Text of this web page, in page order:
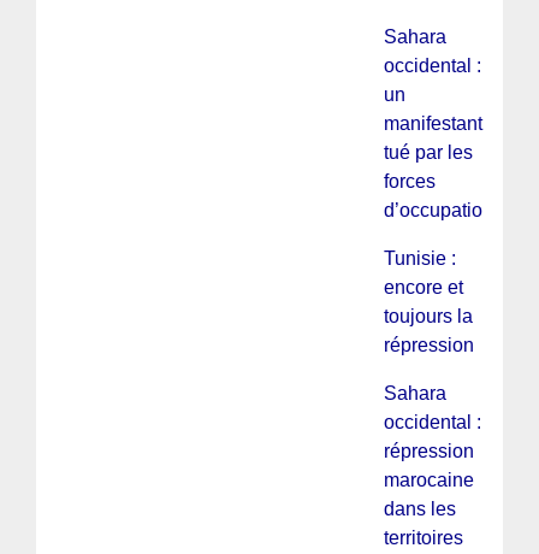
Sahara
occidental :
un
manifestant
tué par les
forces
d’occupation
Tunisie :
encore et
toujours la
répression
Sahara
occidental :
répression
marocaine
dans les
territoires